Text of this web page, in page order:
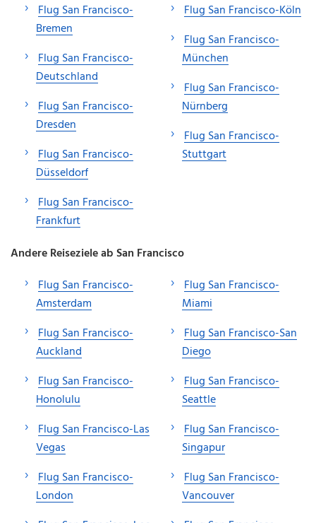
Flug San Francisco-
Bremen
Flug San Francisco-
Deutschland
Flug San Francisco-
Dresden
Flug San Francisco-
Düsseldorf
Flug San Francisco-
Frankfurt
Flug San Francisco-Köln
Flug San Francisco-
München
Flug San Francisco-
Nürnberg
Flug San Francisco-
Stuttgart
Andere Reiseziele ab San Francisco
Flug San Francisco-
Amsterdam
Flug San Francisco-
Auckland
Flug San Francisco-
Honolulu
Flug San Francisco-Las
Vegas
Flug San Francisco-
London
Flug San Francisco-
Miami
Flug San Francisco-San
Diego
Flug San Francisco-
Seattle
Flug San Francisco-
Singapur
Flug San Francisco-
Vancouver